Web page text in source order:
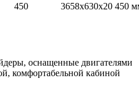
450 3658х630х20 450
оснащенные двигателями
комфортабельной кабиной